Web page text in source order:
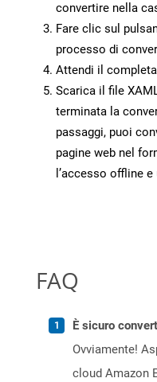
convertire nella
Fare clic sul
processo di
Attendi il
Scarica il file
terminata la
passaggi, puoi
pagine web nel
l’accesso offline
FAQ
È sicuro
Ovviamente!
cloud Amazon